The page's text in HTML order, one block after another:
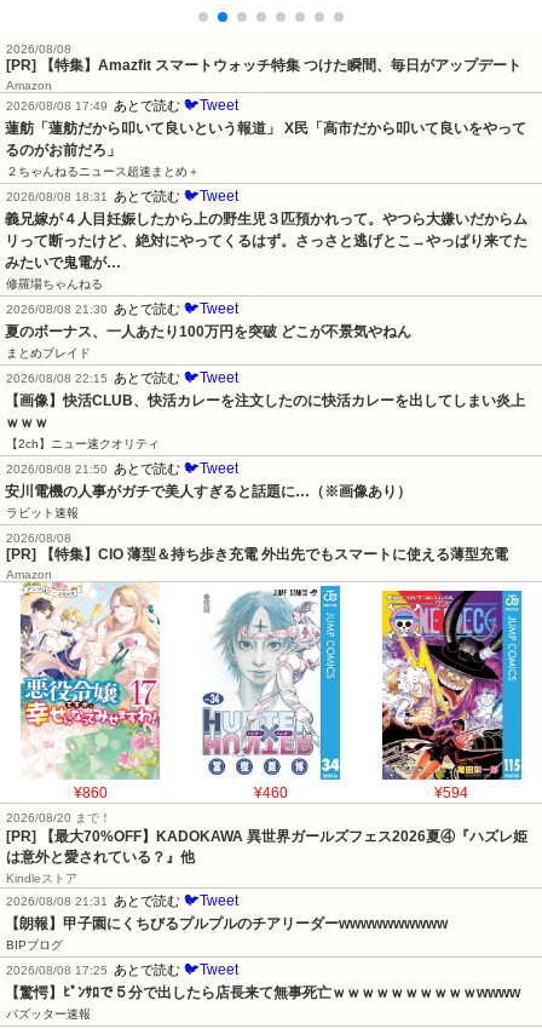
2026/08/08
[PR] 【特集】Amazfit スマートウォッチ特集 つけた瞬間、毎日がアップデート
Amazon
2026/08/08 17:49
あとで読む 🐦Tweet
蓮舫「蓮舫だから叩いて良いという報道」 X民「高市だから叩いて良いをやって
るのがお前だろ」
２ちゃんねるニュース超速まとめ＋
2026/08/08 18:31
あとで読む 🐦Tweet
義兄嫁が４人目妊娠したから上の野生児３匹預かれって。やつら大嫌いだからム
リって断ったけど、絶対にやってくるはず。さっさと逃げとこ→やっぱり来てた
みたいで鬼電が…
修羅場ちゃんねる
2026/08/08 21:30
あとで読む 🐦Tweet
夏のボーナス、一人あたり100万円を突破 どこが不景気やねん
まとめブレイド
2026/08/08 22:15
あとで読む 🐦Tweet
【画像】快活CLUB、快活カレーを注文したのに快活カレーを出してしまい炎上
ｗｗｗ
【2ch】ニュー速クオリティ
2026/08/08 21:50
あとで読む 🐦Tweet
安川電機の人事がガチで美人すぎると話題に…（※画像あり）
ラビット速報
2026/08/08
[PR] 【特集】CIO 薄型＆持ち歩き充電 外出先でもスマートに使える薄型充電
Amazon
¥860 ¥460 ¥594
2026/08/20 まで！
[PR] 【最大70%OFF】KADOKAWA 異世界ガールズフェス2026夏④『ハズレ姫
は意外と愛されている？』他
Kindleストア
2026/08/08 21:31
あとで読む 🐦Tweet
【朗報】甲子園にくちびるプルプルのチアリーダーwwwwwwwwww
BIPブログ
2026/08/08 17:25
あとで読む 🐦Tweet
【驚愕】ﾋﾟﾝｻﾛで５分で出したら店長来て無事死亡ｗｗｗｗｗｗｗｗｗｗwwww
バズッター速報